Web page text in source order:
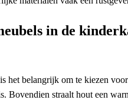
in de
het belangrijk om te kiezen
Bovendien straalt hout een